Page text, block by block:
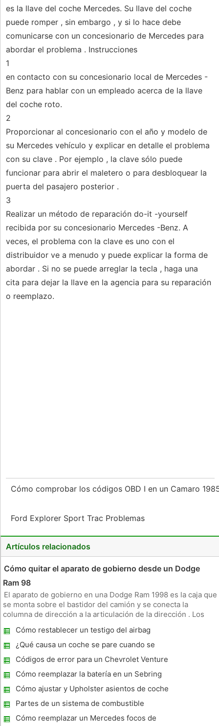
es la llave del coche Mercedes. Su llave del coche
puede romper , sin embargo , y si lo hace debe
comunicarse con un concesionario de Mercedes para
abordar el problema . Instrucciones
1
en contacto con su concesionario local de Mercedes -
Benz para hablar con un empleado acerca de la llave
del coche roto.
2
Proporcionar al concesionario con el año y modelo de
su Mercedes vehículo y explicar en detalle el problema
con su clave . Por ejemplo , la clave sólo puede
funcionar para abrir el maletero o para desbloquear la
puerta del pasajero posterior .
3
Realizar un método de reparación do-it -yourself
recibida por su concesionario Mercedes -Benz. A
veces, el problema con la clave es uno con el
distribuidor ve a menudo y puede explicar la forma de
abordar . Si no se puede arreglar la tecla , haga una
cita para dejar la llave en la agencia para su reparación
o reemplazo.
Cómo comprobar los códigos OBD I en un Camaro
Ford Explorer Sport Trac Problemas
Artículos relacionados
Cómo quitar el aparato de gobierno desde un Dodge
Ram 98
El aparato de gobierno en una Dodge Ram 1998 es la caja que
se monta sobre el bastidor del camión y se conecta la
columna de dirección a la articulación de la dirección . Los
hasta el punto de que ya no son eficaces. Para solucionar el
probl
Cómo restablecer un testigo del airbag
¿Qué causa un coche se pare cuando se
acelera ?
Códigos de error para un Chevrolet Venture
2001
Cómo reemplazar la batería en un Sebring
2006
Cómo ajustar y Upholster asientos de coche
Partes de un sistema de combustible
Cómo reemplazar un Mercedes focos de